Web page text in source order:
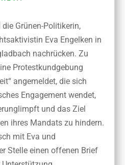
Grünen-Politikerin,
Eva Engelken in
nachrücken. Zu
Protestkundgebung
angemeldet, die sich
Engagement wendet,
und das Ziel
ihres Mandats zu hindern.
mit Eva und
Stelle einen offenen Brief